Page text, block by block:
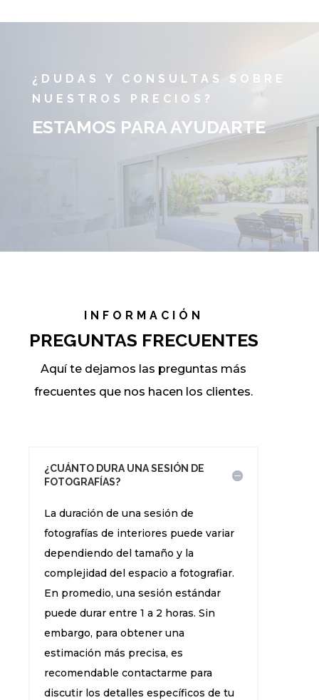
¿DUDAS Y CONSULTAS SOBRE
NUESTROS PRECIOS?
ESTAMOS PARA AYUDARTE
INFORMACIÓN
PREGUNTAS FRECUENTES
Aquí te dejamos las preguntas más
frecuentes que nos hacen los clientes.
¿CUÁNTO DURA UNA SESIÓN DE
FOTOGRAFÍAS?
La duración de una sesión de
fotografías de interiores puede variar
dependiendo del tamaño y la
complejidad del espacio a fotografiar.
En promedio, una sesión estándar
puede durar entre 1 a 2 horas. Sin
embargo, para obtener una
estimación más precisa, es
recomendable contactarme para
discutir los detalles específicos de tu